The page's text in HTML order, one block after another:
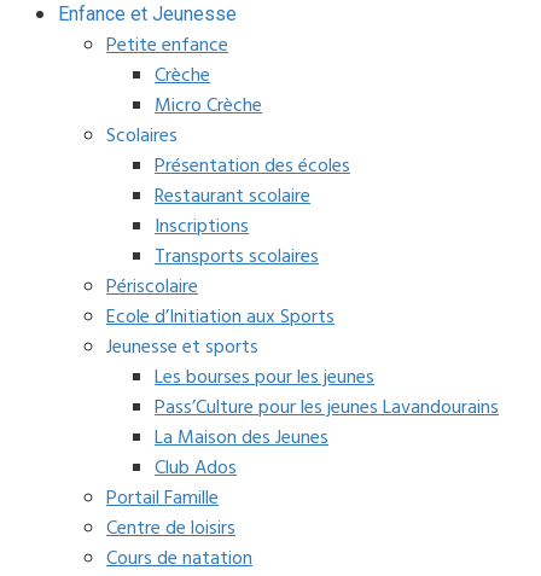
Enfance et Jeunesse
Petite enfance
Crèche
Micro Crèche
Scolaires
Présentation des écoles
Restaurant scolaire
Inscriptions
Transports scolaires
Périscolaire
Ecole d’Initiation aux Sports
Jeunesse et sports
Les bourses pour les jeunes
Pass’Culture pour les jeunes Lavandourains
La Maison des Jeunes
Club Ados
Portail Famille
Centre de loisirs
Cours de natation